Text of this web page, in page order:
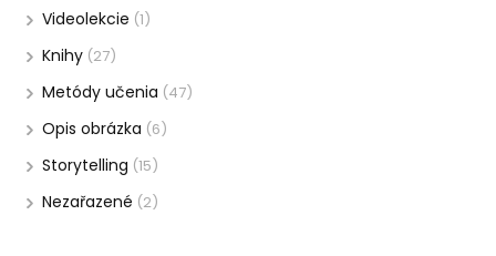
Videolekcie (1)
Knihy (27)
Metódy učenia (47)
Opis obrázka (6)
Storytelling (15)
Nezařazené (2)